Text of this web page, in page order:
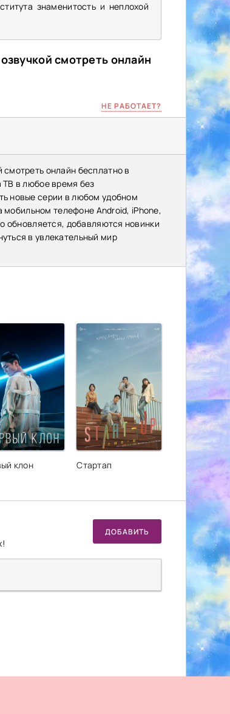
знаменитость и неплохой
смотреть онлайн
НЕ РАБОТАЕТ?
онлайн бесплатно в
в любое время без
новые серии в любом удобном
мобильном телефоне Android, iPhone,
обновляется, добавляются новинки
в увлекательный мир
клон Стартап
ДОБАВИТЬ